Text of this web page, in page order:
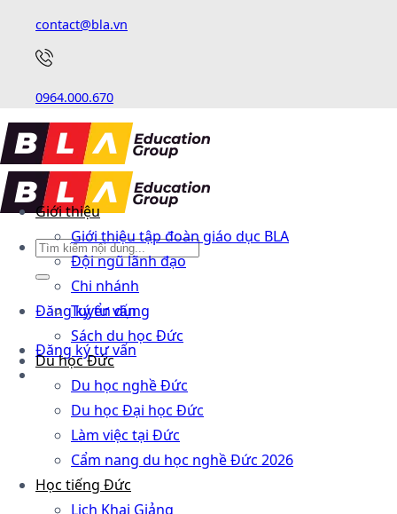
contact@bla.vn
0964.000.670
Đăng ký tư vấn
Đăng ký tư vấn
Giới thiệu
Giới thiệu tập đoàn giáo dục BLA
Đội ngũ lãnh đạo
Chi nhánh
Tuyển dụng
Sách du học Đức
Du học Đức
Du học nghề Đức
Du học Đại học Đức
Làm việc tại Đức
Cẩm nang du học nghề Đức 2026
Học tiếng Đức
Lịch Khai Giảng